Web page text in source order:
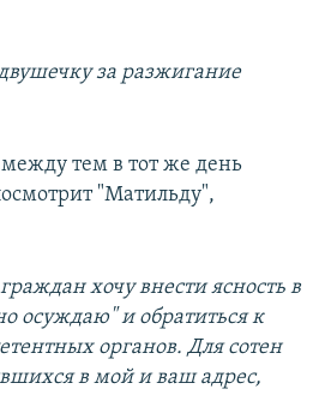
за разжигание
между тем в тот же день
"Матильду",
хочу внести ясность в
осуждаю" и обратиться к
органов. Для сотен
в мой и ваш адрес,